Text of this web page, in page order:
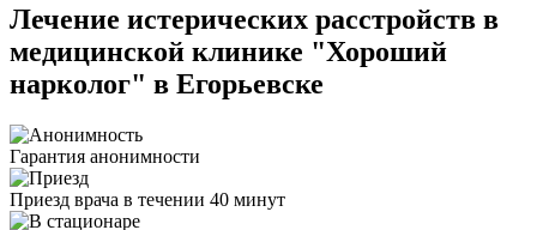
Лечение истерических расстройств в
медицинской клинике "Хороший
нарколог" в Егорьевске
Гарантия анонимности
Приезд врача в течении 40 минут